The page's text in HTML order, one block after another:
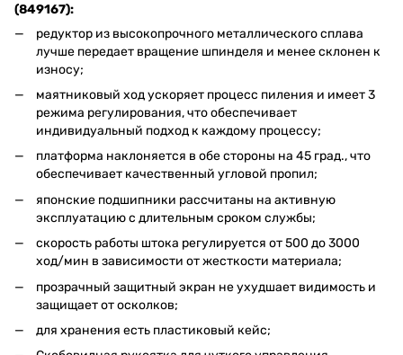
(849167):
редуктор из высокопрочного металлического сплава
лучше передает вращение шпинделя и менее склонен к
износу;
маятниковый ход ускоряет процесс пиления и имеет 3
режима регулирования, что обеспечивает
индивидуальный подход к каждому процессу;
платформа наклоняется в обе стороны на 45 град., что
обеспечивает качественный угловой пропил;
японские подшипники рассчитаны на активную
эксплуатацию с длительным сроком службы;
скорость работы штока регулируется от 500 до 3000
ход/мин в зависимости от жесткости материала;
прозрачный защитный экран не ухудшает видимость и
защищает от осколков;
для хранения есть пластиковый кейс;